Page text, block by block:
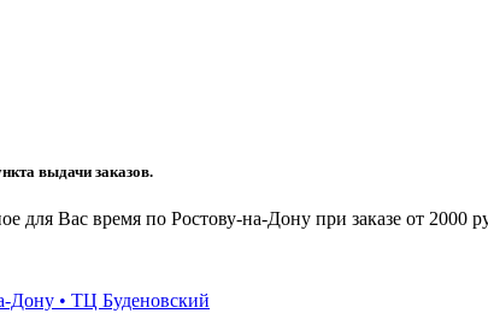
выдачи заказов.
для Вас время по Ростову-на-Дону при заказе от 2000
Дону • ТЦ Буденовский